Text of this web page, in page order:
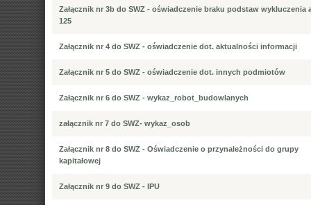
Załącznik nr 3b do SWZ - oświadczenie braku podstaw wykluczenia
125
Załącznik nr 4 do SWZ - oświadczenie dot. aktualności informacji
Załącznik nr 5 do SWZ - oświadczenie dot. innych podmiotów
Załącznik nr 6 do SWZ - wykaz_robot_budowlanych
załącznik nr 7 do SWZ- wykaz_osob
Załącznik nr 8 do SWZ - Oświadczenie o przynależności do grupy
kapitałowej
Załącznik nr 9 do SWZ - IPU